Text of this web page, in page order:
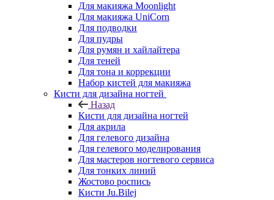
Для макияжа Moonlight
Для макияжа UniCorn
Для подводки
Для пудры
Для румян и хайлайтера
Для теней
Для тона и коррекции
Набор кистей для макияжа
Кисти для дизайна ногтей
Назад
Кисти для дизайна ногтей
Для акрила
Для гелевого дизайна
Для гелевого моделирования
Для мастеров ногтевого сервиса
Для тонких линий
Жостово роспись
Кисти Ju.Bilej